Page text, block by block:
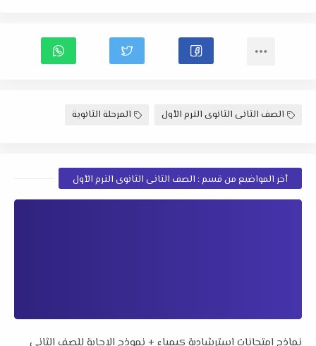
الصف الثانى الثانوى الترم الأول المرحلة الثانوية
أخر المواضيع من قسم : الصف الثانى الثانوى الترم الأول